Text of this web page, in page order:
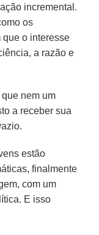
incremental.
os
que o interesse
a razão e
nem um
a receber sua
estão
finalmente
com um
E isso